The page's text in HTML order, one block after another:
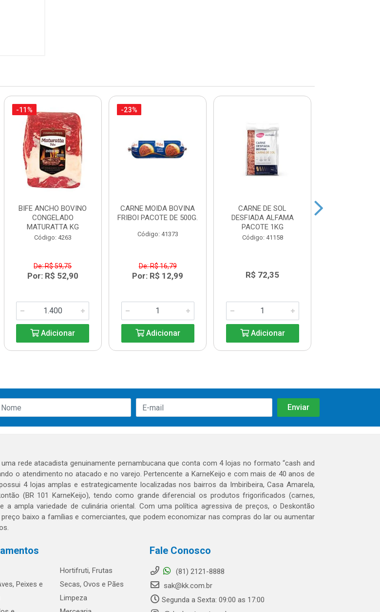
-11%
BIFE ANCHO BOVINO
CONGELADO
MATURATTA KG
Código: 4263
De: R$ 59,75
Por: R$ 52,90
Adicionar
-23%
CARNE MOIDA BOVINA
FRIBOI PACOTE DE 500G.
Código: 41373
De: R$ 16,79
Por: R$ 12,99
Adicionar
CARNE DE SOL
DESFIADA ALFAMA
PACOTE 1KG
Código: 41158
R$ 72,35
Adicionar
rede atacadista genuinamente pernambucana que conta com 4 lojas no formato “cash and
o atendimento no atacado e no varejo. Pertencente a KarneKeijo e com mais de 40 anos de
4 lojas amplas e estrategicamente localizadas nos bairros da Imbiribeira, Casa Amarela,
(BR 101 KarneKeijo), tendo como grande diferencial os produtos frigorificados (carnes,
a ampla variedade de culinária oriental. Com uma política agressiva de preços, o Deskontão
baixo a famílias e comerciantes, que podem economizar nas compras do lar ou aumentar
Peixes e
Hortifruti, Frutas
Secas, Ovos e Pães
Limpeza
Fale Conosco
(81) 2121-8888
sak@kk.com.br
Segunda a Sexta: 09:00 as 17:00